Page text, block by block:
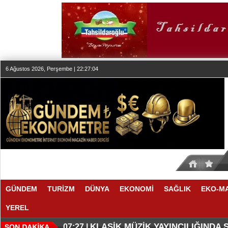
6 Ağustos 2026, Perşembe | 22:27:05
GÜNDEM TURİZM DÜNYA EKONOMİ SAĞLIK EKO-
YEREL
20:24 |SESİN HAFIZASI ANKARA'DA
20:19 |FAIRMONT QUASAR